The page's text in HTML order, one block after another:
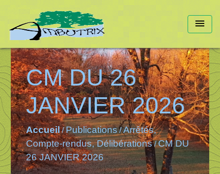
menu
CM DU 26
JANVIER 2026
Accueil/Publications/Arrêtés,
Compte-rendus, Délibérations/CM DU
26 JANVIER 2026